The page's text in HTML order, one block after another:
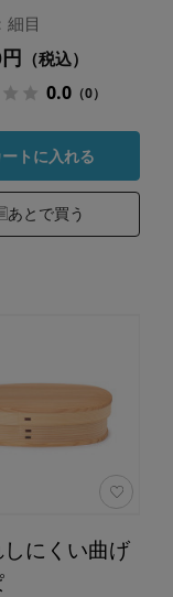
細目
（税込）
0.0（0）
ートに入れる
あとで買う
にくい曲げ